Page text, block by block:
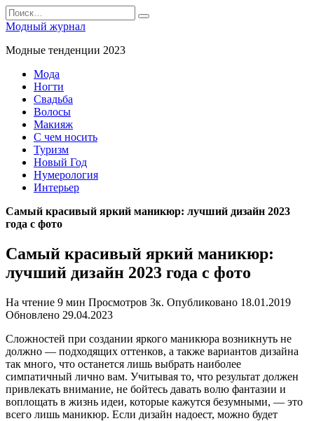
Перейти
к
содержанию
Search
for:
Модный журнал
Модные тенденции 2023
Мода
Ногти
Свадьба
Волосы
Макияж
С чем носить
Туризм
Новый Год
Нумерология
Интерьер
Самый красивый яркий маникюр: лучший дизайн 2023
года с фото
Самый красивый яркий маникюр:
лучший дизайн 2023 года с фото
На чтение 9 мин Просмотров 3к. Опубликовано 18.01.2019
Обновлено 29.04.2023
Сложностей при создании яркого маникюра возникнуть не
должно — подходящих оттенков, а также вариантов дизайна
так много, что останется лишь выбрать наиболее
симпатичный лично вам. Учитывая то, что результат должен
привлекать внимание, не бойтесь давать волю фантазии и
воплощать в жизнь идеи, которые кажутся безумными, — это
всего лишь маникюр. Если дизайн надоест, можно будет